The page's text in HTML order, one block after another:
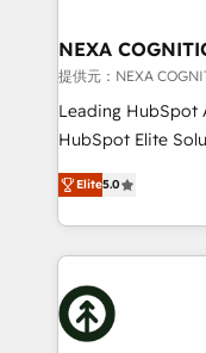
traffic, generates
revenue goals. We've worked with thousands of
HubSpot
too! Clients come to us for: Advanced CRM solutions
HubSpot Data
to HubSpot New
website
design We live and breathe HubSpot and are ready
NEXA
提供元：NEXA
Leading HubSpot
HubSpot Elite
ranks in the top
has been one of
2012. We
potential of
insights with
bespoke
measurable growth
Elite5.0